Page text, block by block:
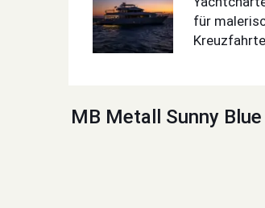
für
MB Metall Sunny Blue